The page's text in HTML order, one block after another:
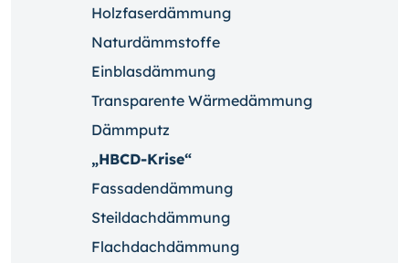
Holzfaserdämmung
Naturdämmstoffe
Einblasdämmung
Transparente Wärmedämmung
Dämmputz
„HBCD-Krise“
Fassadendämmung
Steildachdämmung
Flachdachdämmung